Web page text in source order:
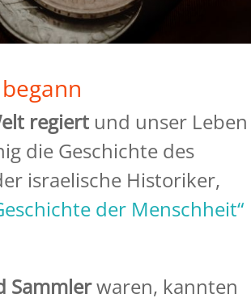
regiert und unser Leben
die Geschichte des
israelische Historiker,
der Menschheit“
Sammlerwaren, kannten